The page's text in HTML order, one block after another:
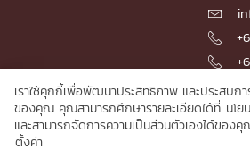



© 2026 Faculty of Engineering,
เราใช้คุกกี้เพื่อพัฒนาประสิทธิภาพ และประสบก
ของคุณ คุณสามารถศึกษารายละเอียดได้ที่ นโย
และสามารถจัดการความเป็นส่วนตัวเองได้ของ
ตั้งค่า